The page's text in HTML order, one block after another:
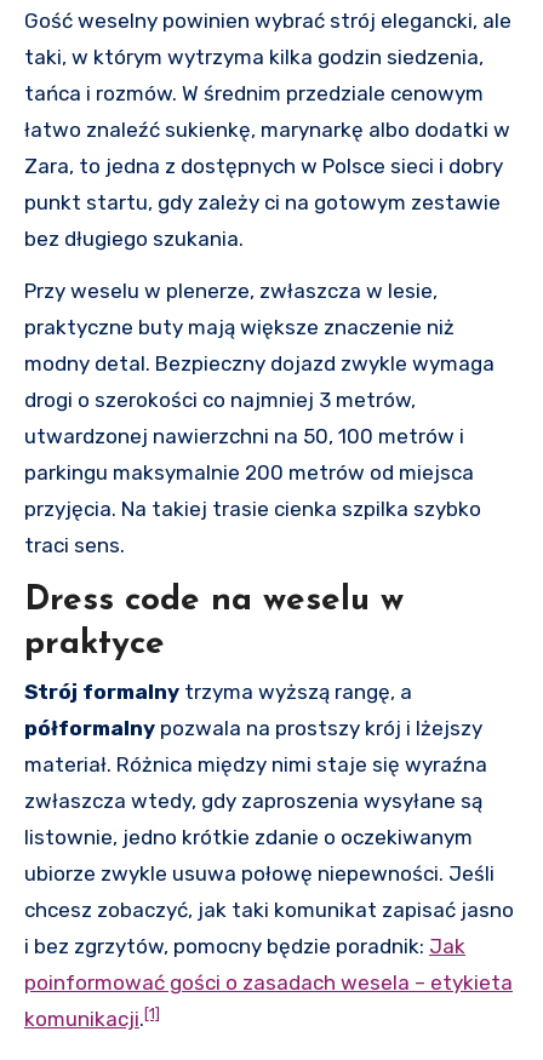
Gość weselny powinien wybrać strój elegancki, ale
taki, w którym wytrzyma kilka godzin siedzenia,
tańca i rozmów. W średnim przedziale cenowym
łatwo znaleźć sukienkę, marynarkę albo dodatki w
Zara, to jedna z dostępnych w Polsce sieci i dobry
punkt startu, gdy zależy ci na gotowym zestawie
bez długiego szukania.
Przy weselu w plenerze, zwłaszcza w lesie,
praktyczne buty mają większe znaczenie niż
modny detal. Bezpieczny dojazd zwykle wymaga
drogi o szerokości co najmniej 3 metrów,
utwardzonej nawierzchni na 50, 100 metrów i
parkingu maksymalnie 200 metrów od miejsca
przyjęcia. Na takiej trasie cienka szpilka szybko
traci sens.
Dress code na weselu w
praktyce
Strój formalny trzyma wyższą rangę, a
półformalny pozwala na prostszy krój i lżejszy
materiał. Różnica między nimi staje się wyraźna
zwłaszcza wtedy, gdy zaproszenia wysyłane są
listownie, jedno krótkie zdanie o oczekiwanym
ubiorze zwykle usuwa połowę niepewności. Jeśli
chcesz zobaczyć, jak taki komunikat zapisać jasno
i bez zgrzytów, pomocny będzie poradnik: Jak
poinformować gości o zasadach wesela – etykieta
komunikacji.[1]